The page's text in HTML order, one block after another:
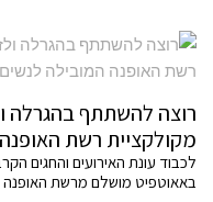
מקולקציית רשת
לכבוד עונת האירועים והחגים
באאוטפיט מושלם מרשת האופנה